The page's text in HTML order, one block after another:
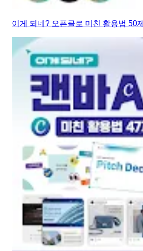
이게 되네? 오픈클로 미친 활용법 50제